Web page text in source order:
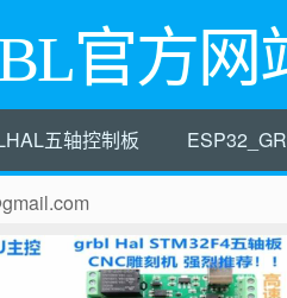
官方网
五轴控制板